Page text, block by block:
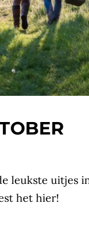
leukste uitjes
het hier!